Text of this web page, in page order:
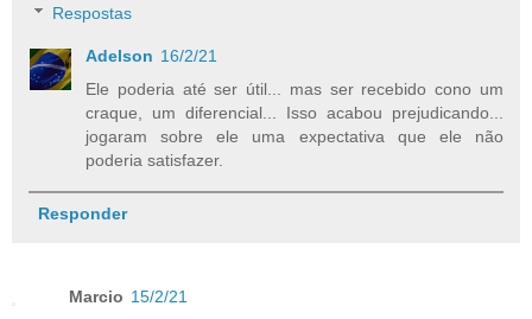
Respostas
Adelson 16/2/21
Ele poderia até ser útil... mas ser recebido cono um
craque, um diferencial... Isso acabou prejudicando...
jogaram sobre ele uma expectativa que ele não
poderia satisfazer.
Responder
Marcio 15/2/21